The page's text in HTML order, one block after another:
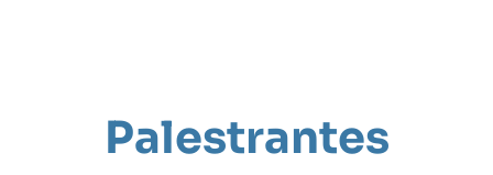
Palestrantes